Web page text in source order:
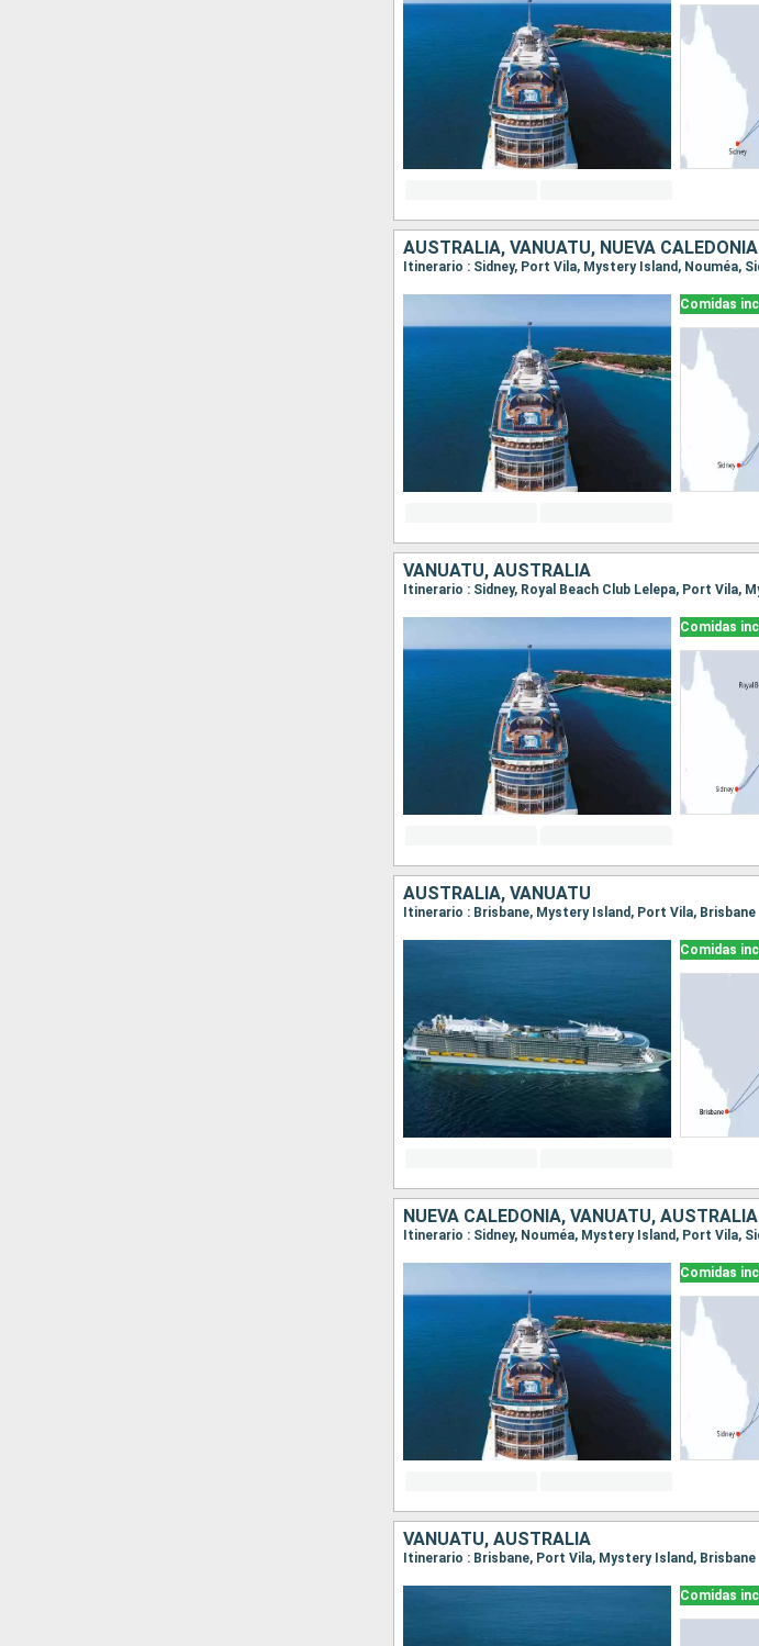
AUSTRALIA, VANUATU, NUEVA CALEDONIA
Itinerario : Sidney, Port Vila, Mystery Island, Nouméa,
Comidas
VANUATU, AUSTRALIA
Itinerario : Sidney, Royal Beach Club Lelepa, Port Vila,
Comidas
AUSTRALIA, VANUATU
Itinerario : Brisbane, Mystery Island, Port Vila, Brisbane
Comidas
NUEVA CALEDONIA, VANUATU, AUSTRALIA
Itinerario : Sidney, Nouméa, Mystery Island, Port Vila,
Comidas
VANUATU, AUSTRALIA
Itinerario : Brisbane, Port Vila, Mystery Island, Brisbane
Comidas